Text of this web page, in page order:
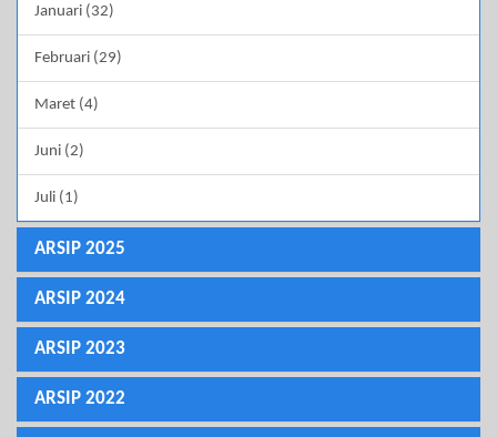
Januari (32)
Februari (29)
Maret (4)
Juni (2)
Juli (1)
ARSIP 2025
ARSIP 2024
ARSIP 2023
ARSIP 2022